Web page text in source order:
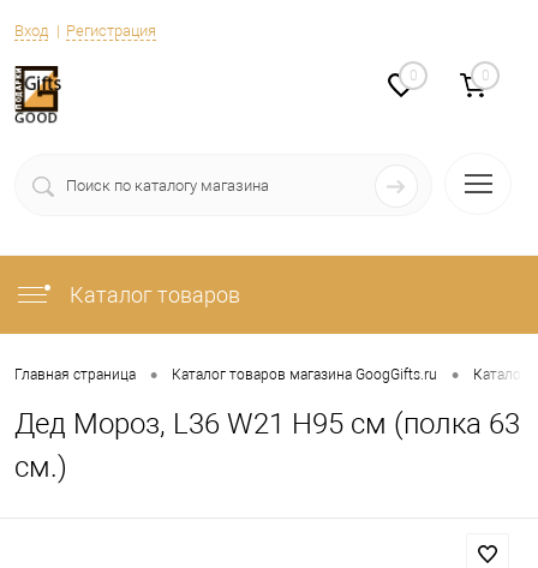
Вход Регистрация
0 0
Каталог товаров
Главная страница • Каталог товаров магазина GoogGifts.ru • Каталог
Дед Мороз, L36 W21 H95 см (полка 63
см.)